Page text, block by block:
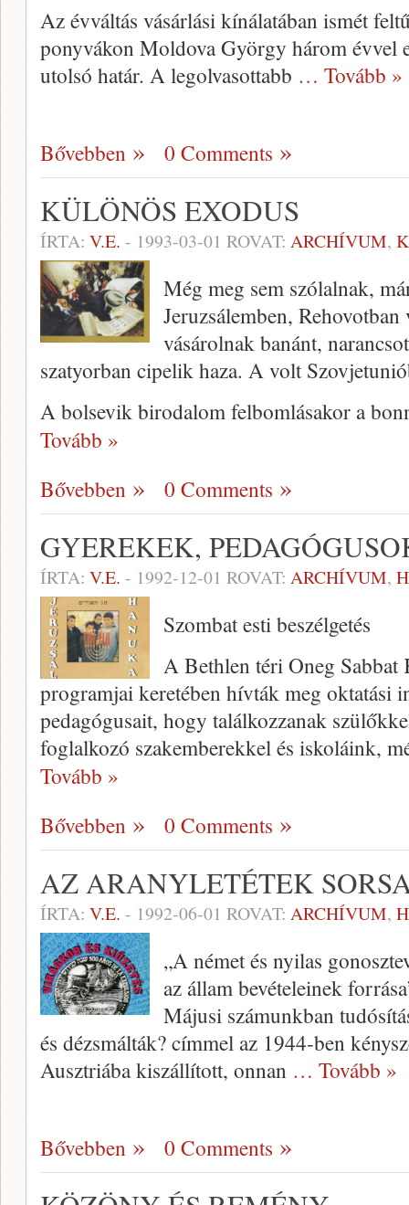
Az évváltás vásárlási kínálatában ismét
ponyvákon Moldova György három évvel
utolsó határ. A legolvasottabb … Tovább »
Bővebben 0 Comments
KÜLÖNÖS EXODUS
ÍRTA: V.E. - 1993-03-01 ROVAT: ARCHÍVUM,
Még meg sem szólalnak,
Jeruzsálemben,
vásárolnak banánt,
szatyorban cipelik haza. A volt
A bolsevik birodalom felbomlásakor a
Tovább »
Bővebben
0 Comments
GYEREKEK,
ÍRTA: V.E. - 1992-12-01 ROVAT: ARCHÍVUM,
Szombat esti beszélgetés
A Bethlen téri Oneg Sabbat
programjai keretében hívták meg oktatási
pedagógusait, hogy találkozzanak
foglalkozó szakemberekkel és iskoláink,
Tovább »
Bővebben
0 Comments
AZ ARANYLETÉTEK
ÍRTA: V.E. - 1992-06-01 ROVAT: ARCHÍVUM,
„A német és nyilas
az állam bevételeinek
Májusi számunkban
és dézsmálták? címmel az 1944-ben
Ausztriába kiszállított, onnan … Tovább »
Bővebben 0 Comments